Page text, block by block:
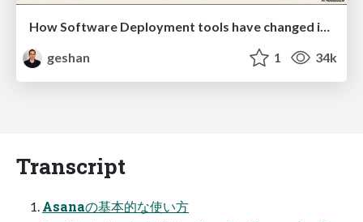
How Software Deployment tools have changed in the past 20 years
geshan
1 34k
Transcript
Asanaの基本的な使い方